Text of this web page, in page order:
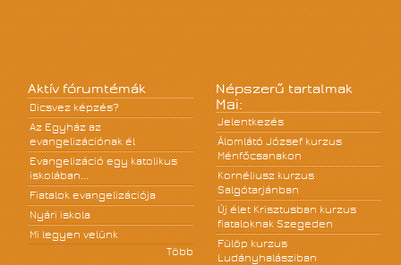
Aktív fórumtémák
Dicsvez képzés?
Az Egyház az
evangelizációnak él
Evangelizáció egy katolikus
iskolában...
Fiatalok evangelizációja
Nyári iskola
Mi legyen velünk
Több
Népszerű tartalmak
Mai:
Jelentkezés
Álomlátó József kurzus
Ménfőcsanakon
Kornéliusz kurzus
Salgótarjánban
Új élet Krisztusban kurzus
fiataloknak Szegeden
Fülöp kurzus
Ludányhalásziban